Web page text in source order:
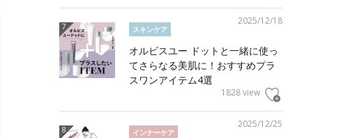
2025/12/18
スキンケア
オルビスユー ドットと一緒に使っ
てさらなる美肌に！おすすめプラ
スワンアイテム4選
1828 view
2025/12/25
インナーケア